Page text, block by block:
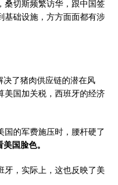
桑切斯频繁访华，跟中国签
基础设施，方方面面都有涉
了猪肉供应链的潜在风
美国加关税，西班牙的经济
的军费施压时，腰杆硬了
国脸色。
牙，实际上，这也反映了美